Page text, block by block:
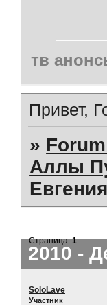
тв
Привет,
»
Аллы
2010 -
Страница:1
SoloLave
Участник